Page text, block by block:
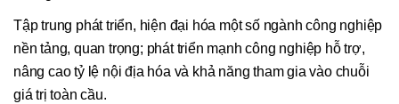
Tập trung phát triển, hiện đại hóa một số ngành công nghiệp
nền tảng, quan trọng; phát triển mạnh công nghiệp hỗ trợ,
nâng cao tỷ lệ nội địa hóa và khả năng tham gia vào chuỗi
giá trị toàn cầu.